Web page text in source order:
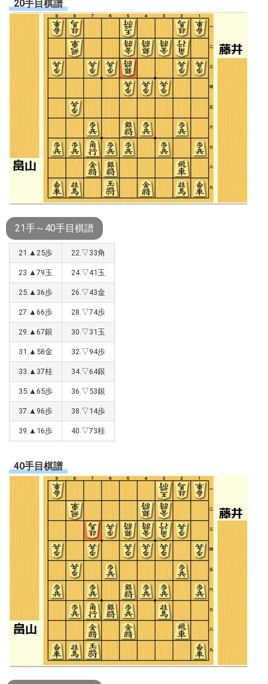
20手目棋譜
21手～40手目棋譜
21.▲25歩 22.▽33角
23.▲79玉 24.▽41玉
25.▲36歩 26.▽43金
27.▲66歩 28.▽74歩
29.▲67銀 30.▽31玉
31.▲58金 32.▽94歩
33.▲37桂 34.▽64銀
35.▲65歩 36.▽53銀
37.▲96歩 38.▽14歩
39.▲16歩 40.▽73桂
40手目棋譜